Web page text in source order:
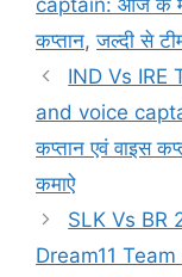
कप्तान,जल्दी से
IND Vs IRE
and voice
कप्तान एवं वाइस
कमाऐ
SLK Vs BR
Dream11